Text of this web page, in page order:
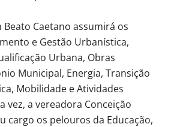
Beato Caetano assumirá os
e Gestão Urbanística,
Urbana, Obras
Municipal, Energia, Transição
Mobilidade e Atividades
vez, a vereadora Conceição
cargo os pelouros da Educação,